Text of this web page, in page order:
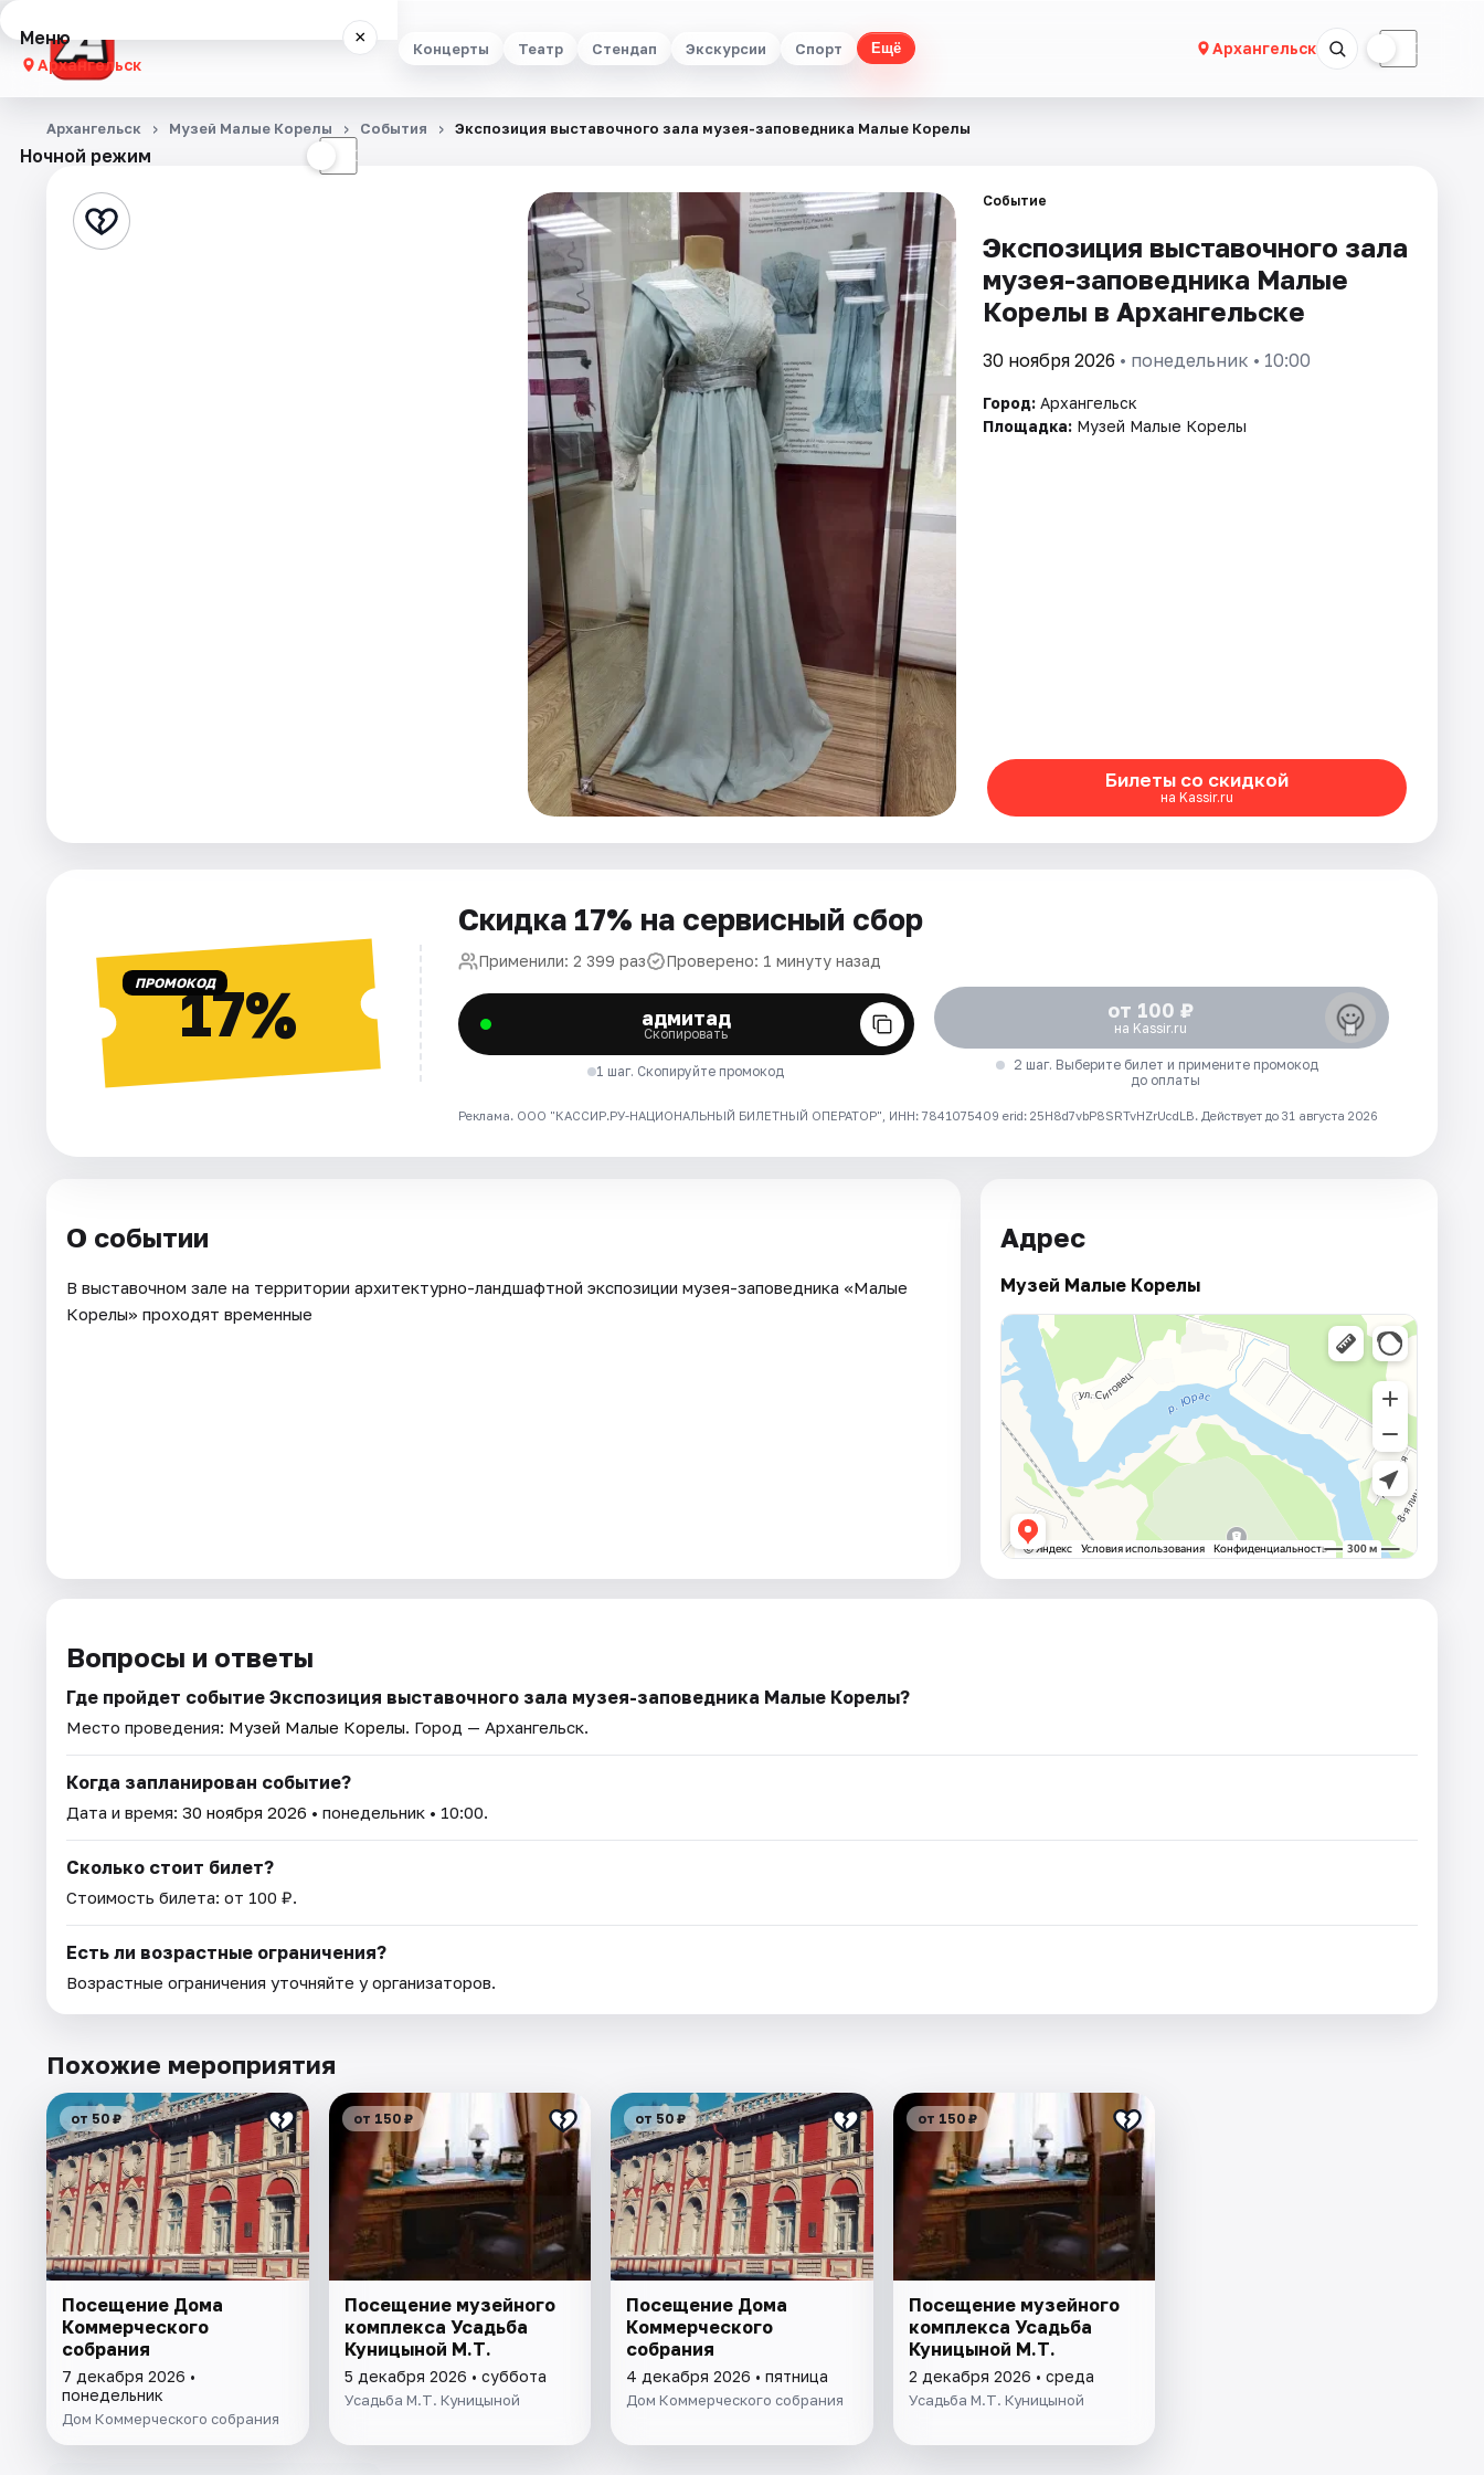
Концерты Театр Стендап Экскурсии Спорт Ещё Архангельск ☾
Меню ×
Архангельск
Концерты
Стендап
Ночной режим ☾
Архангельск Музей Малые Корелы События Экспозиция выставочного зала музея-заповедника Малые Корелы
Событие
Экспозиция выставочного зала
музея-заповедника Малые
Корелы в Архангельске
30 ноября 2026 • понедельник • 10:00
Город: Архангельск
Площадка: Музей Малые Корелы
Билеты со скидкой
на Kassir.ru
ПРОМОКОД17%
Скидка 17% на сервисный сбор
Применили: 2 399 раз Проверено: 1 минуту назад
адмитад
Скопировать
1 шаг. Скопируйте промокод
от 100 ₽
на Kassir.ru
2 шаг. Выберите билет и примените промокод
до оплаты
Реклама. ООО "КАССИР.РУ-НАЦИОНАЛЬНЫЙ БИЛЕТНЫЙ ОПЕРАТОР", ИНН: 7841075409 erid: 25H8d7vbP8SRTvHZrUcdLB. Действует до 31 августа 2026
О событии
В выставочном зале на территории архитектурно-ландшафтной экспозиции музея-заповедника «Малые
Корелы» проходят временные
Адрес
Музей Малые Корелы
Вопросы и ответы
Где пройдет событие Экспозиция выставочного зала музея-заповедника Малые Корелы?
Место проведения: Музей Малые Корелы. Город — Архангельск.
Когда запланирован событие?
Дата и время: 30 ноября 2026 • понедельник • 10:00.
Сколько стоит билет?
Стоимость билета: от 100 ₽.
Есть ли возрастные ограничения?
Возрастные ограничения уточняйте у организаторов.
Похожие мероприятия
от 50 ₽
Посещение Дома
Коммерческого
собрания
7 декабря 2026 •
понедельник
Дом Коммерческого собрания
от 150 ₽
Посещение музейного
комплекса Усадьба
Куницыной М.Т.
5 декабря 2026 • суббота
Усадьба М.Т. Куницыной
от 50 ₽
Посещение Дома
Коммерческого
собрания
4 декабря 2026 • пятница
Дом Коммерческого собрания
от 150 ₽
Посещение музейного
комплекса Усадьба
Куницыной М.Т.
2 декабря 2026 • среда
Усадьба М.Т. Куницыной